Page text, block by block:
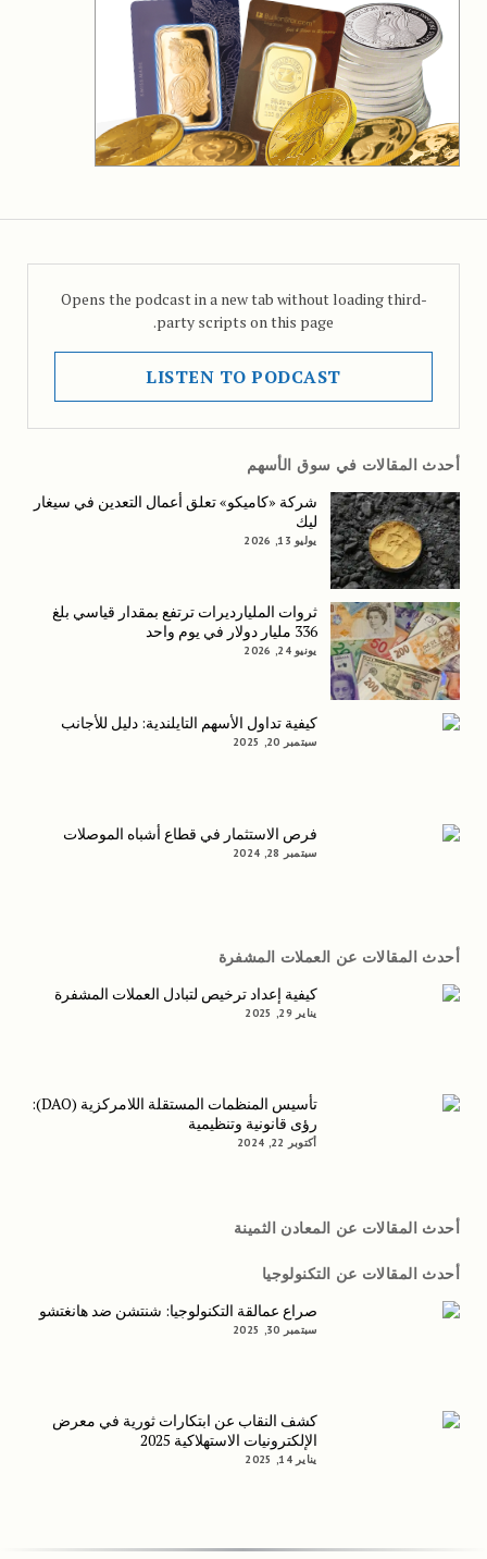
Opens the podcast in a new tab without loading third-
party scripts on this page.
LISTEN TO PODCAST
أحدث المقالات في سوق الأسهم
شركة «كاميكو» تعلق أعمال التعدين في سيغار
ليك
يوليو 13, 2026
ثروات المليارديرات ترتفع بمقدار قياسي بلغ
336 مليار دولار في يوم واحد
يونيو 24, 2026
كيفية تداول الأسهم التايلندية: دليل للأجانب
سبتمبر 20, 2025
فرص الاستثمار في قطاع أشباه الموصلات
سبتمبر 28, 2024
أحدث المقالات عن العملات المشفرة
كيفية إعداد ترخيص لتبادل العملات المشفرة
يناير 29, 2025
تأسيس المنظمات المستقلة اللامركزية (DAO):
رؤى قانونية وتنظيمية
أكتوبر 22, 2024
أحدث المقالات عن المعادن الثمينة
أحدث المقالات عن التكنولوجيا
صراع عمالقة التكنولوجيا: شنتشن ضد هانغتشو
سبتمبر 30, 2025
كشف النقاب عن ابتكارات ثورية في معرض
الإلكترونيات الاستهلاكية 2025
يناير 14, 2025